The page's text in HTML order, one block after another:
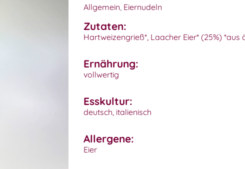
Allgemein, Eiernudeln
Zutaten:
Hartweizengrieß*, Laacher Eier* (25%)
Ernährung:
vollwertig
Esskultur:
deutsch, italienisch
Allergene:
Eier